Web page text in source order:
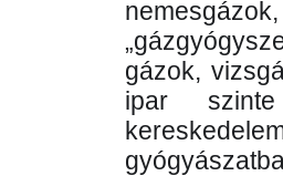
gázok,
ipar